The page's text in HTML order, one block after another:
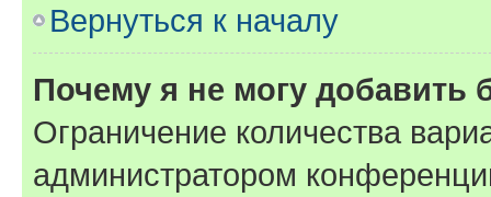
Вернуться к началу
Почему я не могу добавить
Ограничение количества
администратором